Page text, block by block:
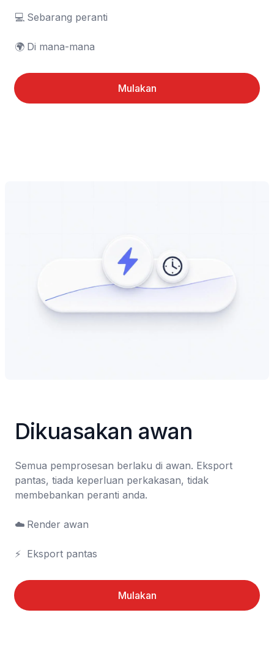
💻	Sebarang peranti
🌍	Di mana-mana
Mulakan
Dikuasakan awan
Semua pemprosesan berlaku di awan. Eksport
pantas, tiada keperluan perkakasan, tidak
membebankan peranti anda.
☁️	Render awan
⚡	Eksport pantas
Mulakan